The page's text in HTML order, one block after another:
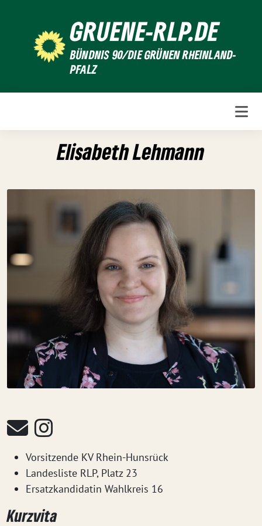
GRUENE-RLP.DE
BÜNDNIS 90/DIE GRÜNEN RHEINLAND-
PFALZ
Elisabeth Lehmann
Vorsitzende KV Rhein-Hunsrück
Landesliste RLP, Platz 23
Ersatzkandidatin Wahlkreis 16
Kurzvita